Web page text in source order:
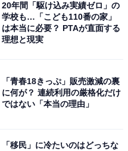
20年間「駆け込み実績ゼロ」の
学校も…「こども110番の家」
は本当に必要？ PTAが直面する
理想と現実
「青春18きっぷ」販売激減の裏
に何が？ 連続利用の厳格化だけ
ではない「本当の理由」
「移民」に冷たいのはどっちな